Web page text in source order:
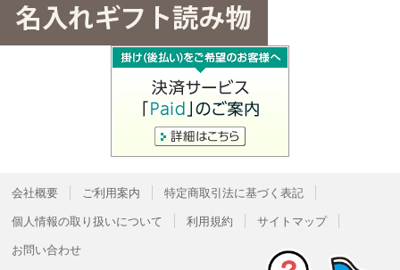
会社概要 ご利用案内
特定商取引法に基づく表記
個人情報の取り扱いについて
利用規約
サイトマップ
お問い合わせ